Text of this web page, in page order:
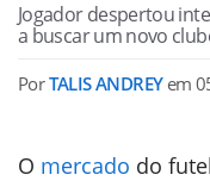
Jogador despertou
a buscar um novo
PorTALIS ANDREYem
O mercado do